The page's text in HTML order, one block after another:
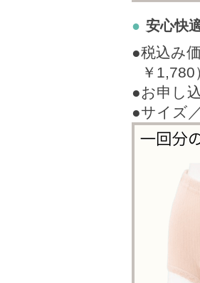
● 安心快
●税込み
￥1,780
●お申し
●サイズ